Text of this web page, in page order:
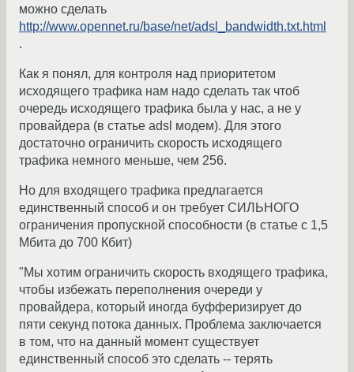
можно сделать
http://www.opennet.ru/base/net/adsl_bandwidth.txt.html
.
Как я понял, для контроля над приоритетом
исходящего трафика нам надо сделать так чтоб
очередь исходящего трафика была у нас, а не у
провайдера (в статье adsl модем). Для этого
достаточно ограничить скорость исходящего
трафика немного меньше, чем 256.
Но для входящего трафика предлагается
единственный способ и он требует СИЛЬНОГО
ограничения пропускной способности (в статье с 1,5
Мбита до 700 Кбит)
"Мы хотим ограничить скорость входящего трафика,
чтобы избежать переполнения очереди у
провайдера, который иногда буфферизирует до
пяти секунд потока данных. Проблема заключается
в том, что на данный момент существует
единственный способ это сделать -- терять